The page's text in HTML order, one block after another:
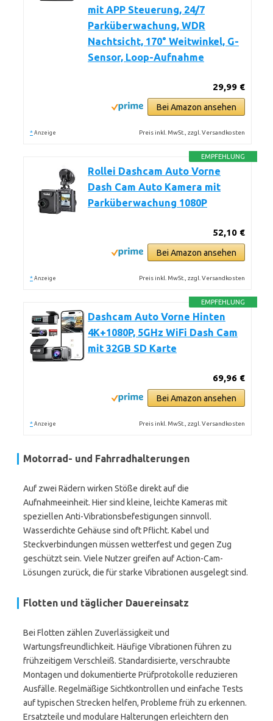
mit APP Steuerung, 24/7
Parküberwachung, WDR
Nachtsicht, 170° Weitwinkel, G-
Sensor, Loop-Aufnahme
29,99 €
Bei Amazon ansehen
* Anzeige Preis inkl. MwSt., zzgl. Versandkosten
EMPFEHLUNG
Rollei Dashcam Auto Vorne
Dash Cam Auto Kamera mit
Parküberwachung 1080P
52,10 €
Bei Amazon ansehen
* Anzeige Preis inkl. MwSt., zzgl. Versandkosten
EMPFEHLUNG
Dashcam Auto Vorne Hinten
4K+1080P, 5GHz WiFi Dash Cam
mit 32GB SD Karte
69,96 €
Bei Amazon ansehen
* Anzeige Preis inkl. MwSt., zzgl. Versandkosten
Motorrad- und Fahrradhalterungen
Auf zwei Rädern wirken Stöße direkt auf die
Aufnahmeeinheit. Hier sind kleine, leichte Kameras mit
speziellen Anti-Vibrationsbefestigungen sinnvoll.
Wasserdichte Gehäuse sind oft Pflicht. Kabel und
Steckverbindungen müssen wetterfest und gegen Zug
geschützt sein. Viele Nutzer greifen auf Action-Cam-
Lösungen zurück, die für starke Vibrationen ausgelegt sind.
Flotten und täglicher Dauereinsatz
Bei Flotten zählen Zuverlässigkeit und
Wartungsfreundlichkeit. Häufige Vibrationen führen zu
frühzeitigem Verschleiß. Standardisierte, verschraubte
Montagen und dokumentierte Prüfprotokolle reduzieren
Ausfälle. Regelmäßige Sichtkontrollen und einfache Tests
auf typischen Strecken helfen, Probleme früh zu erkennen.
Ersatzteile und modulare Halterungen erleichtern den